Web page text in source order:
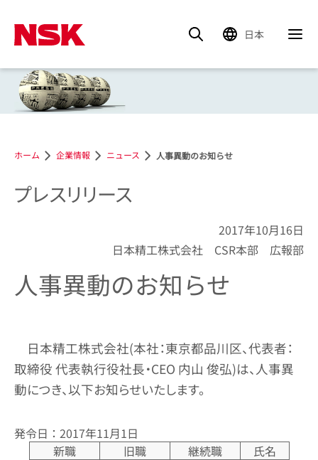
ホーム 企業情報 ニュース 人事異動のお知らせ
日本
プレスリリース
2017年10月16日
日本精工株式会社 CSR本部 広報部
人事異動のお知らせ
日本精工株式会社(本社：東京都品川区、代表者：
取締役 代表執行役社長・CEO 内山 俊弘)は、人事異
動につき、以下お知らせいたします。
発令日：2017年11月1日
新職
旧職 継続職
氏名